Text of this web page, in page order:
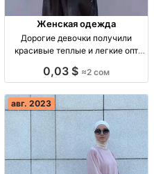
Женская одежда
Дорогие девочки получили
красивые теплые и легкие опт
0,03 $ ≈2 сом
авг. 2023